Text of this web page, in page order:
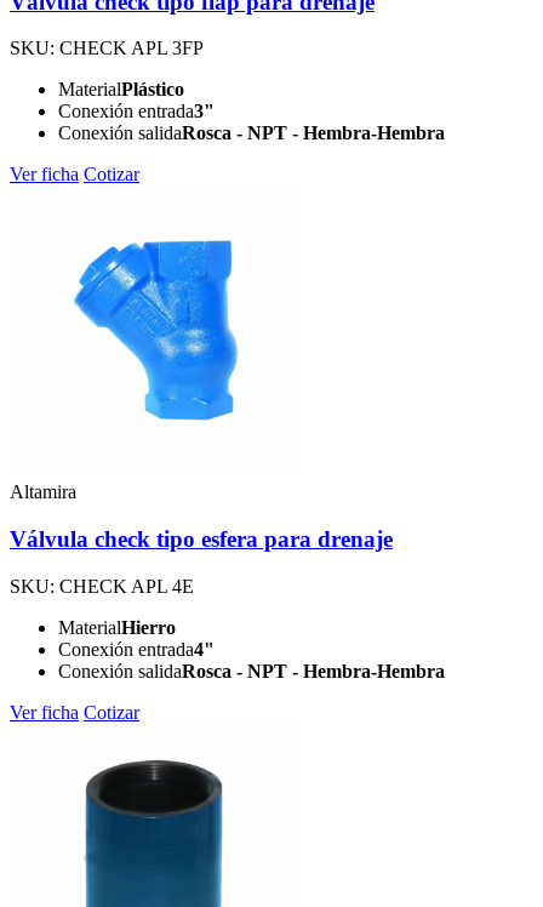
SKU: CHECK APL 3FP
MaterialPlástico
Conexión entrada3"
Conexión salidaRosca - NPT - Hembra-Hembra
Ver ficha Cotizar
Altamira
Válvula check tipo esfera para drenaje
SKU: CHECK APL 4E
MaterialHierro
Conexión entrada4"
Conexión salidaRosca - NPT - Hembra-Hembra
Ver ficha Cotizar